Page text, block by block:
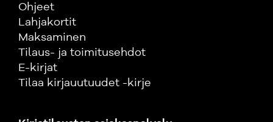
Ohjeet
Lahjakortit
Maksaminen
Tilaus- ja toimitusehdot
E-kirjat
Tilaa kirjauutuudet -kirje